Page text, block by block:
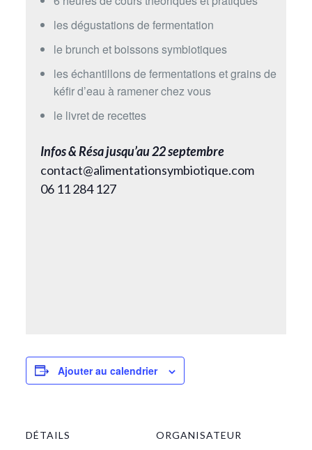
les dégustations de fermentation
le brunch et boissons symbiotiques
les échantillons de fermentations et grains de
kéfir d’eau à ramener chez vous
le livret de recettes
Infos & Résa jusqu’au 22 septembre
contact@alimentationsymbiotique.com
06 11 284 127
Ajouter au calendrier
DÉTAILS ORGANISATEUR